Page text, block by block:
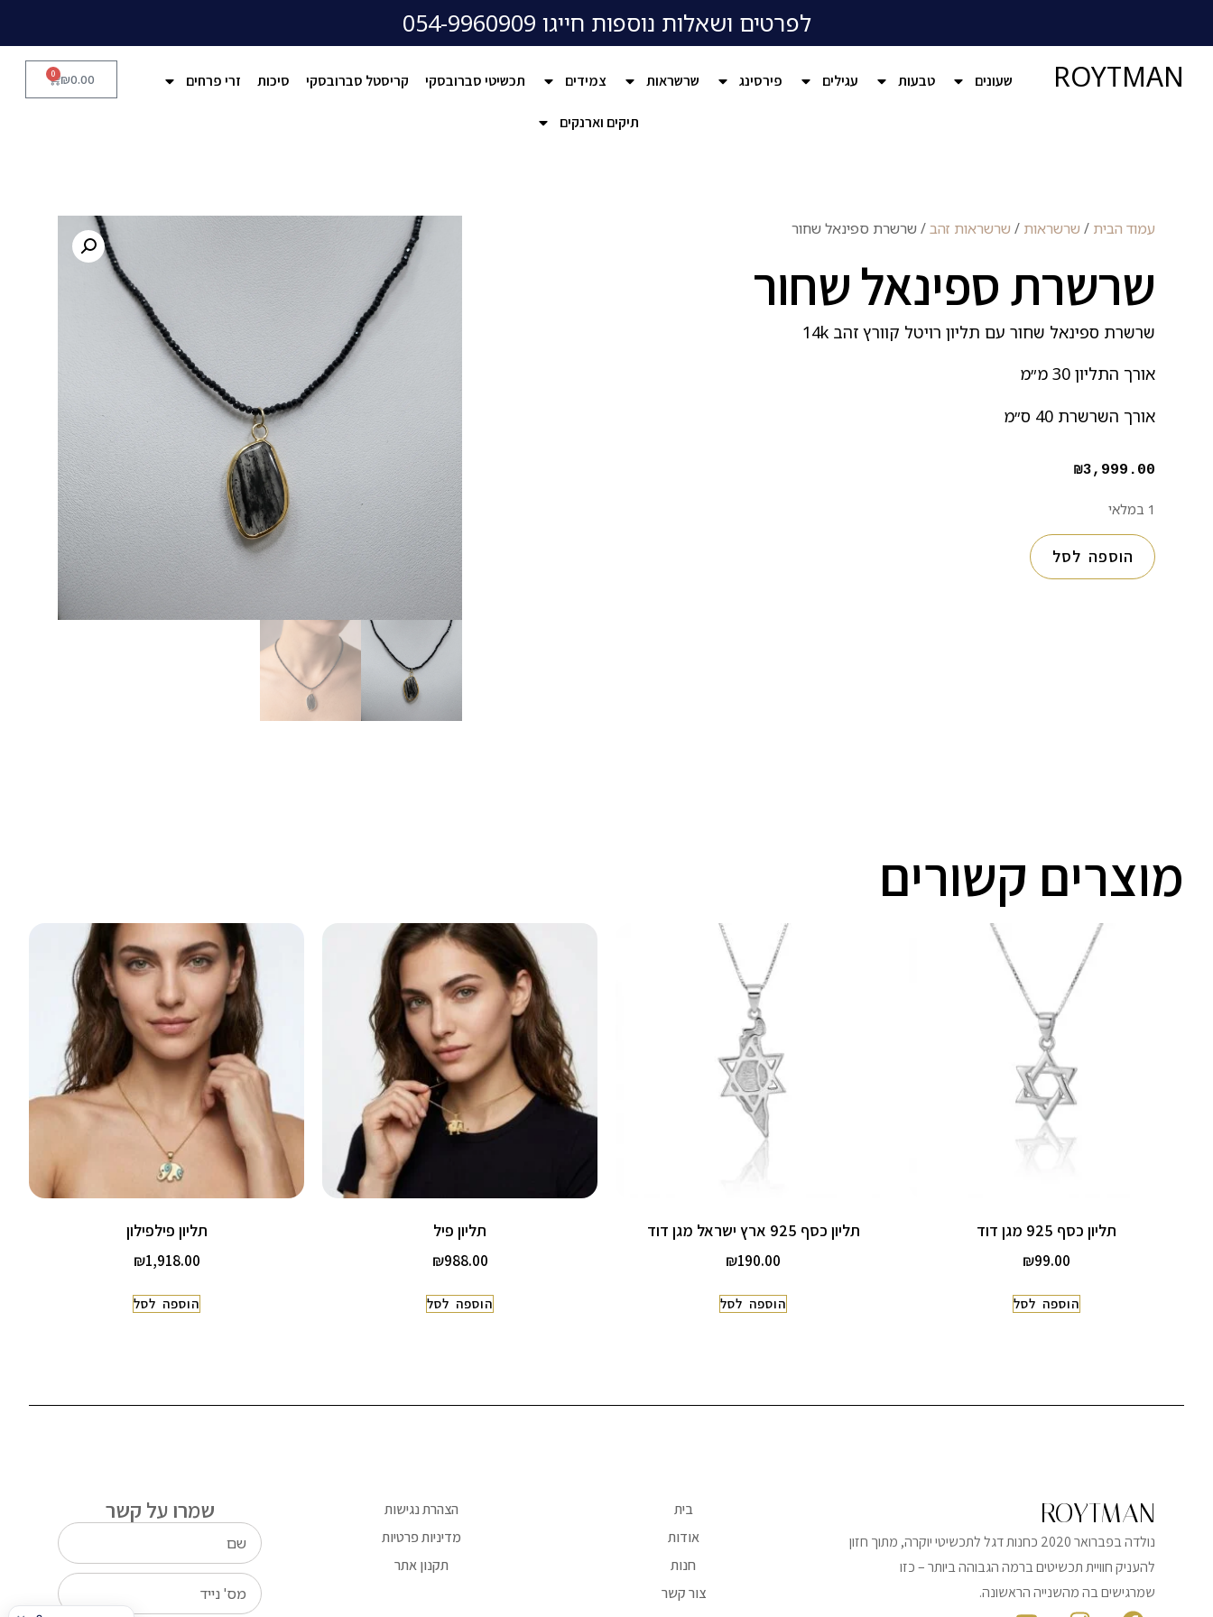
לפרטים ושאלות נוספות חייגו 054-9960909
ROYTMAN שעונים טבעות עגילים פירסינג שרשראות צמידים תכשיטי סברובסקי קריסטל סברובסקי סיכות זרי פרחים
תיקים וארנקים
₪0.00
0
עמוד הבית / שרשראות / שרשראות זהב/ שרשרת ספינאל שחור
שרשרת ספינאל שחור
שרשרת ספינאל שחור עם תליון רויטל קוורץ זהב 14k
אורך התליון 30 מ״מ
אורך השרשרת 40 ס״מ
₪3,999.00
1 במלאי
הוספה לסל
מוצרים קשורים
תליון כסף 925 מגן דוד
₪99.00
הוספה לסל
תליון כסף 925 ארץ ישראל מגן דוד
₪190.00
הוספה לסל
תליון פיל
₪988.00
הוספה לסל
תליון פילפילון
₪1,918.00
הוספה לסל
ROYTMAN
נולדה בפברואר 2020 כחנות דגל לתכשיטי יוקרה, מתוך חזון
להעניק חוויית תכשיטים ברמה הגבוהה ביותר – כזו
שמרגישים בה מהשנייה הראשונה.
בית
אודות
חנות
צור קשר
הצהרת נגישות
מדיניות פרטיות
תקנון אתר
שמרו על קשר